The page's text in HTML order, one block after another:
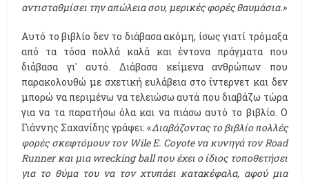
αντισταθμίσει την απώλεια σου, μερικές φορές θαυμάσια.»
Αυτό το βιβλίο δεν το διάβασα ακόμη, ίσως γιατί τρόμαξα
από τα τόσα πολλά καλά και έντονα πράγματα που
διάβασα γι' αυτό. Διάβασα κείμενα ανθρώπων που
παρακολουθώ με σχετική ευλάβεια στο ίντερνετ και δεν
μπορώ να περιμένω να τελειώσω αυτά που διαβάζω τώρα
για να τα παρατήσω όλα και να πιάσω αυτό το βιβλίο. Ο
Γιάννης Σαχανίδης γράφει: «Διαβάζοντας το βιβλίο πολλές
φορές σκεφτόμουν τον Wile E. Coyote να κυνηγά τον Road
Runner και μια wrecking ball που έχει ο ίδιος τοποθετήσει
για το θύμα του να τον χτυπάει κατακέφαλα, αφού μια